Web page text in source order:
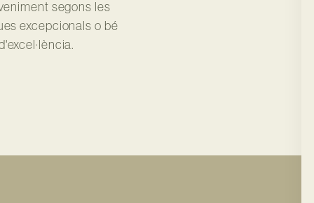
segons les
excepcionals o bé